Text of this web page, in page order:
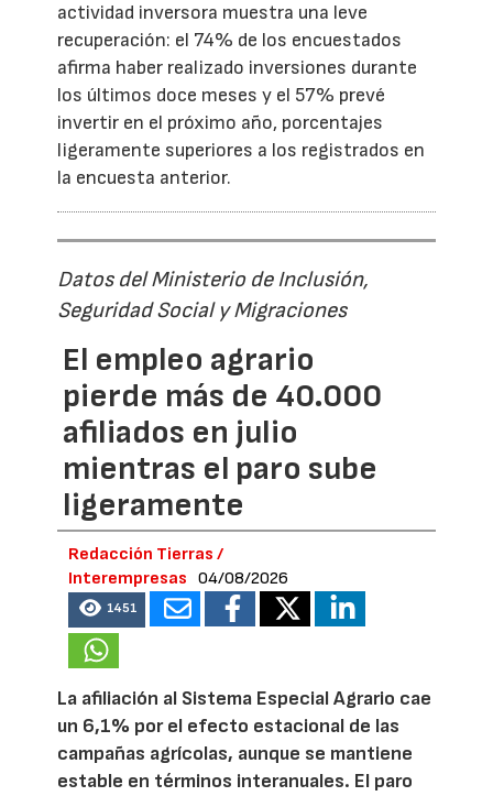
actividad inversora muestra una leve
recuperación: el 74% de los encuestados
afirma haber realizado inversiones durante
los últimos doce meses y el 57% prevé
invertir en el próximo año, porcentajes
ligeramente superiores a los registrados en
la encuesta anterior.
Datos del Ministerio de Inclusión,
Seguridad Social y Migraciones
El empleo agrario
pierde más de 40.000
afiliados en julio
mientras el paro sube
ligeramente
Redacción Tierras /
Interempresas
04/08/2026
1451
La afiliación al Sistema Especial Agrario cae
un 6,1% por el efecto estacional de las
campañas agrícolas, aunque se mantiene
estable en términos interanuales. El paro